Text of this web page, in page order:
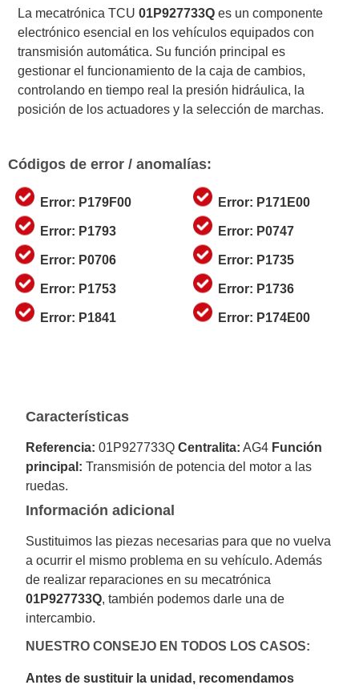
La mecatrónica TCU01P927733Q es un componente
electrónico esencial en los vehículos equipados con
transmisión automática. Su función principal es
gestionar el funcionamiento de la caja de cambios,
controlando en tiempo real la presión hidráulica, la
posición de los actuadores y la selección de marchas.
Códigos de error / anomalías:
Error: P179F00
Error: P1793
Error: P0706
Error: P1753
Error: P1841
Error: P171E00
Error: P0747
Error: P1735
Error: P1736
Error: P174E00
Características
Referencia: 01P927733QCentralita: AG4 Función
principal: Transmisión de potencia del motor a las
ruedas.
Información adicional
Sustituimos las piezas necesarias para que no vuelva
a ocurrir el mismo problema en su vehículo. Además
de realizar reparaciones en su mecatrónica
01P927733Q, también podemos darle una de
intercambio.
NUESTRO CONSEJO EN TODOS LOS CASOS:
Antes de sustituir la unidad, recomendamos